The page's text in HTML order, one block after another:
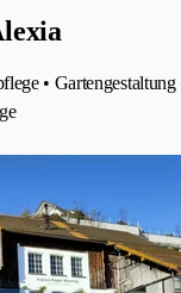
• Gartengestaltung